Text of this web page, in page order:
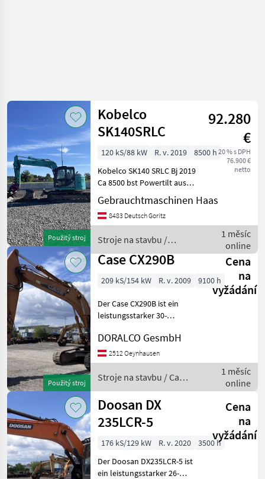
Použitý stroj
Kobelco
SK140SRLC
92.280
€
20 % s DPH
76.900 €
netto
120 kS/88 kW R. v. 2019
8500 h
Kobelco SK140 SRLC Bj 2019
Ca 8500 bst Powertilt aus
BJ 2025 3 Löffel
Hydraulischer
Schnellwechsler Alle
ca 70% gepflegte
Gebrauchtmaschinen Haas
8483 Deutsch Goritz
Stroje na stavbu /
Kobelco
1 měsíc
online
Použitý stroj
Case CX290B
Cena
na
vyžádání
209 kS/154 kW R. v. 2009 9100 h
Der Case CX290B ist ein
leistungsstarker 30-
B-Serie, der sich durch seine
drei wählbaren Arbeitsmodi
(A-, H- und SP-Mode)
besonders flexibel
DORALCO GesmbH
2512 Oeynhausen
Stroje na stavbu / Case
IH
1 měsíc
online
Doosan DX
235LCR-5
Cena
na
vyžádání
176 kS/129 kW R. v. 2020
3500 h
Der Doosan DX235LCR-5 ist
ein leistungsstarker 26-